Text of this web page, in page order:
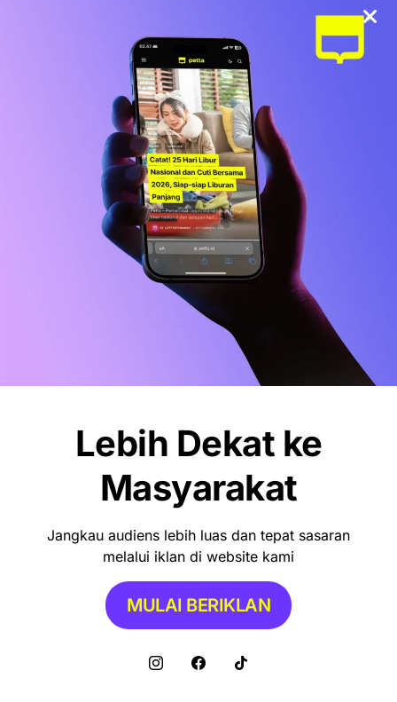
ENTERTAINMENT
Resmi Tayang Hari Ini! ‘Spider-Man:
Brand New Day’ Bawa Era Baru Peter
Parker
BISNIS NASIONAL
OJK Cabut Izin 10 Bank Sepanjang 2026,
Ini Daftar Lengkapnya
Lebih Dekat ke
Masyarakat
Jangkau audiens lebih luas dan tepat sasaran
melalui iklan di website kami
MULAI BERIKLAN